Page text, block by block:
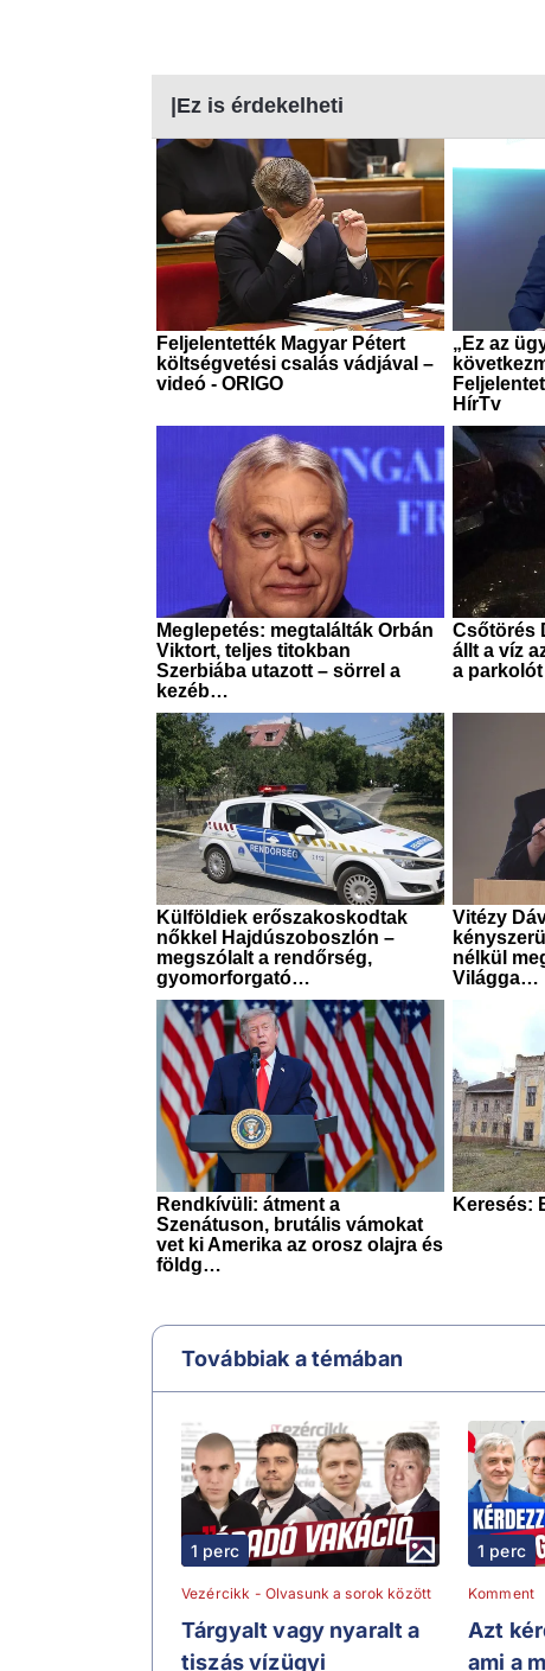
Továbbiak a témában
1 perc
Vezércikk - Olvasunk a sorok között
Tárgyalt vagy nyaralt a
tiszás vízügyi
1 perc
Komment
Azt
ami a